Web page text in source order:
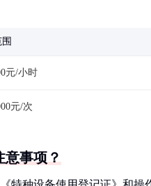
元/小时
元/次
事项？